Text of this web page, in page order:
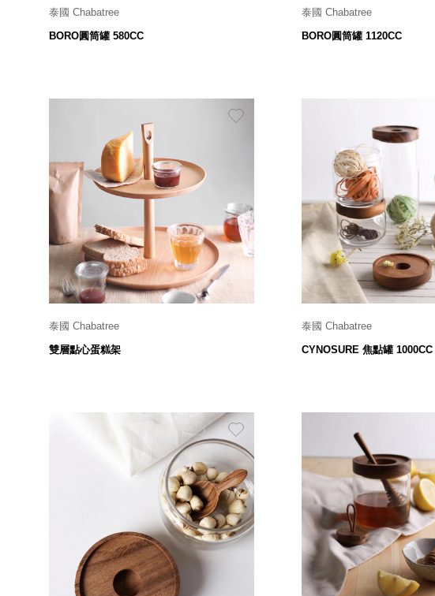
台灣 ZENLET
台灣 LIGHT WAY
德國 TROIKA
泰國 Chabatree
BORO圓筒罐 580CC
Ø 9 x H 11.8 cm
$590
泰國 Chabatree
BORO圓筒罐 1120CC
Ø 9 x H 20.8 cm
$730
泰國 Chabatree
雙層點心蛋糕架
Ø 28 x H 27.5 cm
泰國 Chabatree
CYNOSURE 焦點罐 1000CC
$ 799